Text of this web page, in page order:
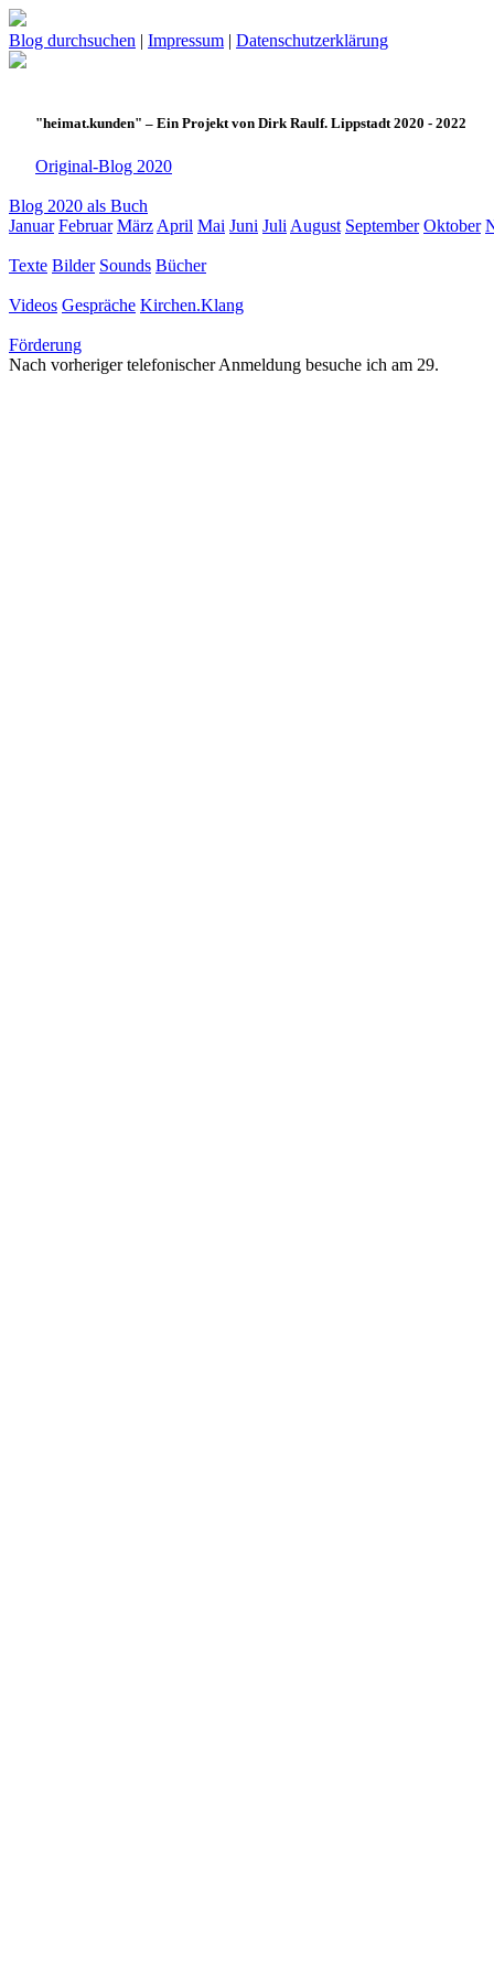
Blog durchsuchen | Impressum | Datenschutzerklärung
"heimat.kunden" – Ein Projekt von Dirk Raulf. Lippstadt 2020 - 2022
Original-Blog 2020
Blog 2020 als Buch
Januar Februar März April Mai Juni Juli August September Oktober
Texte Bilder Sounds Bücher
Videos Gespräche Kirchen.Klang
Förderung
Nach vorheriger telefonischer Anmeldung besuche ich am 29.